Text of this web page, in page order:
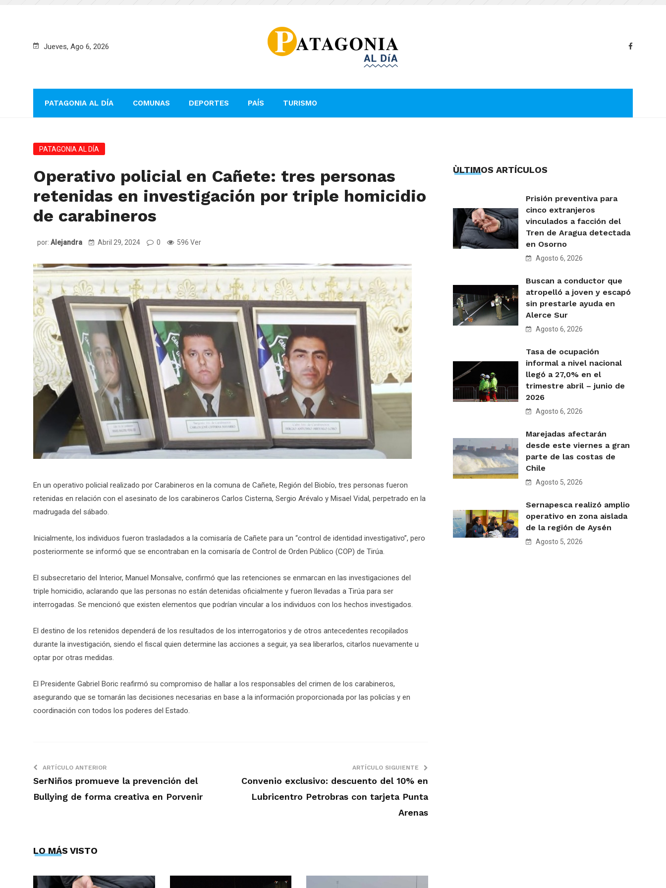
Jueves, Ago 6, 2026
PATAGONIA AL DÍA COMUNAS DEPORTES PAÍS TURISMO
PATAGONIA AL DÍA
Operativo policial en Cañete: tres personas
retenidas en investigación por triple homicidio
de carabineros
por: Alejandra Abril 29, 2024 0 596 Ver
En un operativo policial realizado por Carabineros en la comuna de Cañete, Región del Biobío, tres personas fueron
retenidas en relación con el asesinato de los carabineros Carlos Cisterna, Sergio Arévalo y Misael Vidal, perpetrado en la
madrugada del sábado.
Inicialmente, los individuos fueron trasladados a la comisaría de Cañete para un “control de identidad investigativo”, pero
posteriormente se informó que se encontraban en la comisaría de Control de Orden Público (COP) de Tirúa.
El subsecretario del Interior, Manuel Monsalve, confirmó que las retenciones se enmarcan en las investigaciones del
triple homicidio, aclarando que las personas no están detenidas oficialmente y fueron llevadas a Tirúa para ser
interrogadas. Se mencionó que existen elementos que podrían vincular a los individuos con los hechos investigados.
El destino de los retenidos dependerá de los resultados de los interrogatorios y de otros antecedentes recopilados
durante la investigación, siendo el fiscal quien determine las acciones a seguir, ya sea liberarlos, citarlos nuevamente u
optar por otras medidas.
El Presidente Gabriel Boric reafirmó su compromiso de hallar a los responsables del crimen de los carabineros,
asegurando que se tomarán las decisiones necesarias en base a la información proporcionada por las policías y en
coordinación con todos los poderes del Estado.
ARTÍCULO ANTERIOR
SerNiños promueve la prevención del
Bullying de forma creativa en Porvenir
ARTÍCULO SIGUIENTE
Convenio exclusivo: descuento del 10% en
Lubricentro Petrobras con tarjeta Punta
Arenas
LO MÁS VISTO
ÙLTIMOS ARTÍCULOS
Prisión preventiva para
cinco extranjeros
vinculados a facción del
Tren de Aragua detectada
en Osorno
Agosto 6, 2026
Buscan a conductor que
atropelló a joven y escapó
sin prestarle ayuda en
Alerce Sur
Agosto 6, 2026
Tasa de ocupación
informal a nivel nacional
llegó a 27,0% en el
trimestre abril – junio de
2026
Agosto 6, 2026
Marejadas afectarán
desde este viernes a gran
parte de las costas de
Chile
Agosto 5, 2026
Sernapesca realizó amplio
operativo en zona aislada
de la región de Aysén
Agosto 5, 2026